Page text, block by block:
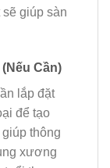
sẽ giúp sàn
Cần)
lắp đặt
để tạo
thông
xương